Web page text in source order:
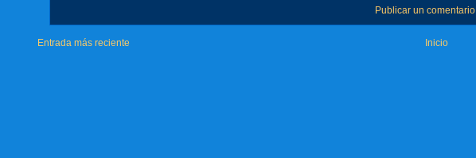
Publicar un comentario
Entrada más reciente Inicio